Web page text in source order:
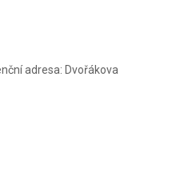
adresa: Dvořákova